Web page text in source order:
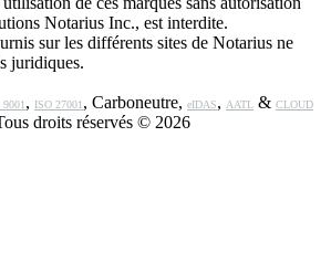
Notarius Inc., est interdite.
sur les différents sites de Notarius ne
juridiques.
9001 , ISO 27001 , Carboneutre, eIDAS, AATL & CLOUD
droits réservés © 2026